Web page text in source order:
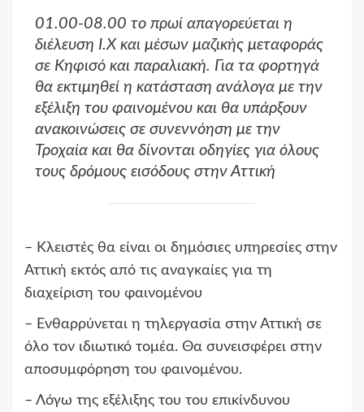
01.00-08.00 το πρωί απαγορεύεται η
διέλευση Ι.Χ και μέσων μαζικής μεταφοράς
σε Κηφισό και παραλιακή. Για τα φορτηγά
θα εκτιμηθεί η κατάσταση ανάλογα με την
εξέλιξη του φαινομένου και θα υπάρξουν
ανακοινώσεις σε συνεννόηση με την
Τροχαία και θα δίνονται οδηγίες για όλους
τους δρόμους εισόδους στην Αττική
– Κλειστές θα είναι οι δημόσιες υπηρεσίες στην
Αττική εκτός από τις αναγκαίες για τη
διαχείριση του φαινομένου
– Ενθαρρύνεται η τηλεργασία στην Αττική σε
όλο τον ιδιωτικό τομέα. Θα συνεισφέρει στην
αποσυμφόρηση του φαινομένου.
– Λόγω της εξέλιξης του του επικίνδυνου